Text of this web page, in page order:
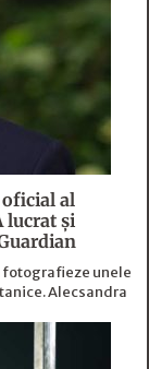
al
lucrat și
fotografieze unele
Alecsandra